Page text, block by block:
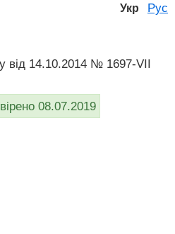
Укр Рус
від 14.10.2014 № 1697-VII
08.07.2019